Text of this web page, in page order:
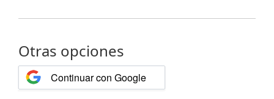
Otras opciones
Continuar con Google